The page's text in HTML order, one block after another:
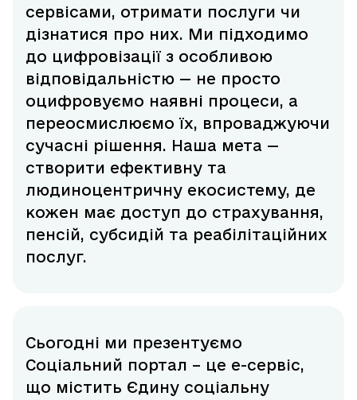
сервісами, отримати послуги чи
дізнатися про них. Ми підходимо
до цифровізації з особливою
відповідальністю — не просто
оцифровуємо наявні процеси, а
переосмислюємо їх, впроваджуючи
сучасні рішення. Наша мета —
створити ефективну та
людиноцентричну екосистему, де
кожен має доступ до страхування,
пенсій, субсидій та реабілітаційних
послуг.
Сьогодні ми презентуємо
Соціальний портал – це е-сервіс,
що містить Єдину соціальну